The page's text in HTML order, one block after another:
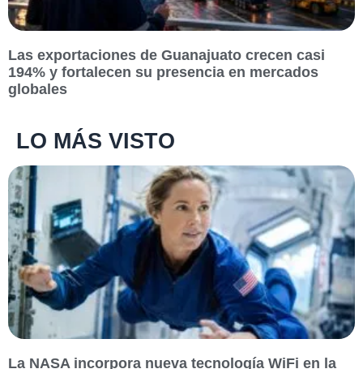
Las exportaciones de Guanajuato crecen casi
194% y fortalecen su presencia en mercados
globales
LO MÁS VISTO
La NASA incorpora nueva tecnología WiFi en la